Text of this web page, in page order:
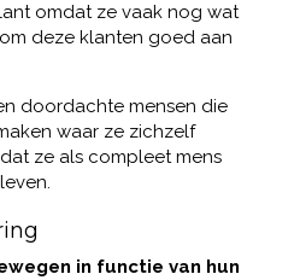
omdat ze vaak nog wat
deze klanten goed aan
doordachte mensen die
waar ze zichzelf
ze als compleet mens
in functie van hun